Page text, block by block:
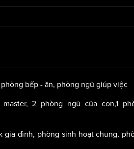
phòng bếp - ăn, phòng ngủ giúp việc
2 phòng ngủ của con,1
gia đình, phòng sinh hoạt chung,